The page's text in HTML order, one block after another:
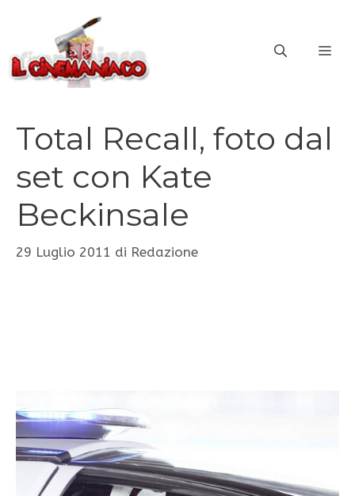
contenuto
Total Recall, foto dal
set con Kate
Beckinsale
29 Luglio 2011 di Redazione